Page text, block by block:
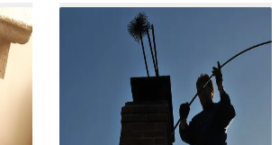
été claires et le conduit a été
laissé impeccable. Service
sérieux et rassurant.